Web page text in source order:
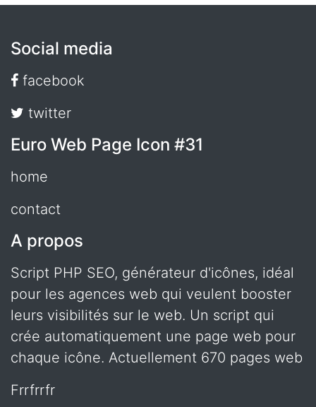
Social media
facebook
twitter
Euro Web Page Icon #31
home
contact
A propos
Script PHP SEO, générateur d'icônes, idéal
pour les agences web qui veulent booster
leurs visibilités sur le web. Un script qui
crée automatiquement une page web pour
chaque icône. Actuellement 670 pages web
frrfrrfr